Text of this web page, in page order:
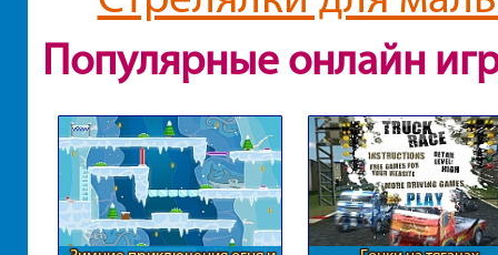
Популярные онлайн